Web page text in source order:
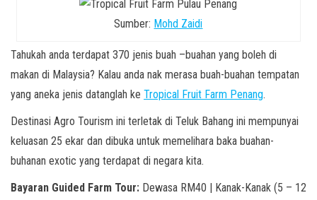
Sumber: Mohd Zaidi
Tahukah anda terdapat 370 jenis buah –buahan yang boleh di
makan di Malaysia? Kalau anda nak merasa buah-buahan tempatan
yang aneka jenis datanglah ke Tropical Fruit Farm Penang.
Destinasi Agro Tourism ini terletak di Teluk Bahang ini mempunyai
keluasan 25 ekar dan dibuka untuk memelihara baka buahan-
buhanan exotic yang terdapat di negara kita.
Bayaran Guided Farm Tour: Dewasa RM40 | Kanak-Kanak (5 – 12